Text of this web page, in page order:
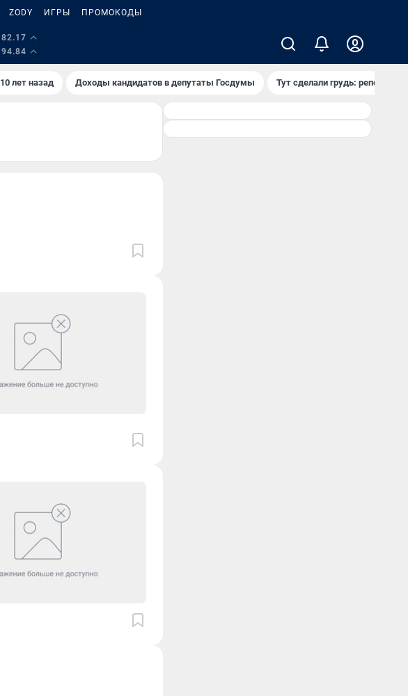
ZODY ИГРЫ ПРОМОКОДЫ
82.17
94.84
лет назад Доходы кандидатов в депутаты Госдумы Тут сделали грудь: репортаж